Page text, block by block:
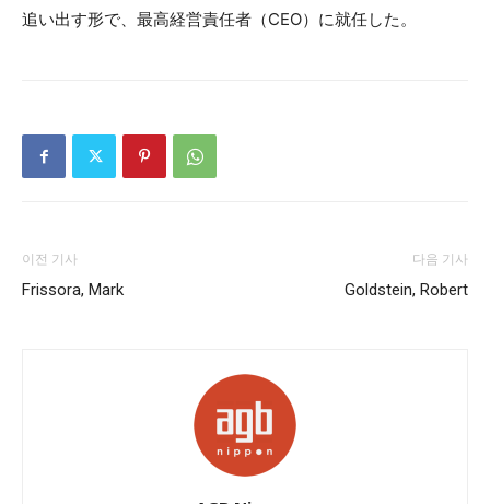
追い出す形で、最高経営責任者（CEO）に就任した。
이전 기사
Frissora, Mark
다음 기사
Goldstein, Robert